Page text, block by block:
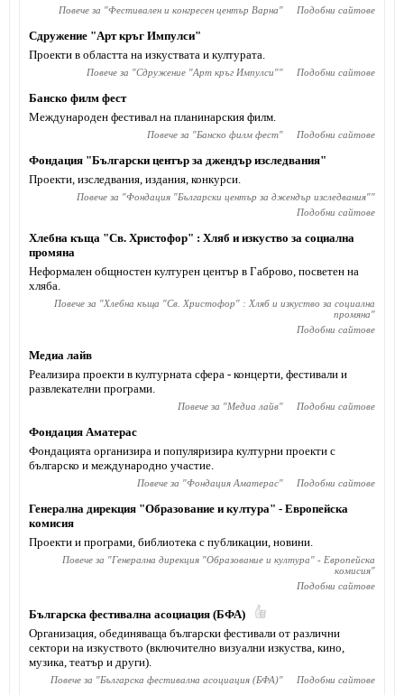
Повече за "Фестивален и конгресен център Варна" Подобни сайтове
Сдружение "Арт кръг Импулси"
Проекти в областта на изкуствата и културата.
Повече за "Сдружение "Арт кръг Импулси"" Подобни сайтове
Банско филм фест
Международен фестивал на планинарския филм.
Повече за "Банско филм фест" Подобни сайтове
Фондация "Български център за джендър изследвания"
Проекти, изследвания, издания, конкурси.
Повече за "Фондация "Български център за джендър изследвания""
Подобни сайтове
Хлебна къща "Св. Христофор" : Хляб и изкуство за социална
промяна
Неформален общностен културен център в Габрово, посветен на
хляба.
Повече за "Хлебна къща "Св. Христофор" : Хляб и изкуство за социална
промяна"
Подобни сайтове
Медиа лайв
Реализира проекти в културната сфера - концерти, фестивали и
развлекателни програми.
Повече за "Медиа лайв" Подобни сайтове
Фондация Аматерас
Фондацията организира и популяризира културни проекти с
българско и международно участие.
Повече за "Фондация Аматерас" Подобни сайтове
Генерална дирекция "Образование и култура" - Европейска
комисия
Проекти и програми, библиотека с публикации, новини.
Повече за "Генерална дирекция "Образование и култура" - Европейска
комисия"
Подобни сайтове
Българска фестивална асоциация (БФА)
Организация, обединяваща български фестивали от различни
сектори на изкуството (включително визуални изкуства, кино,
музика, театър и други).
Повече за "Българска фестивална асоциация (БФА)" Подобни сайтове